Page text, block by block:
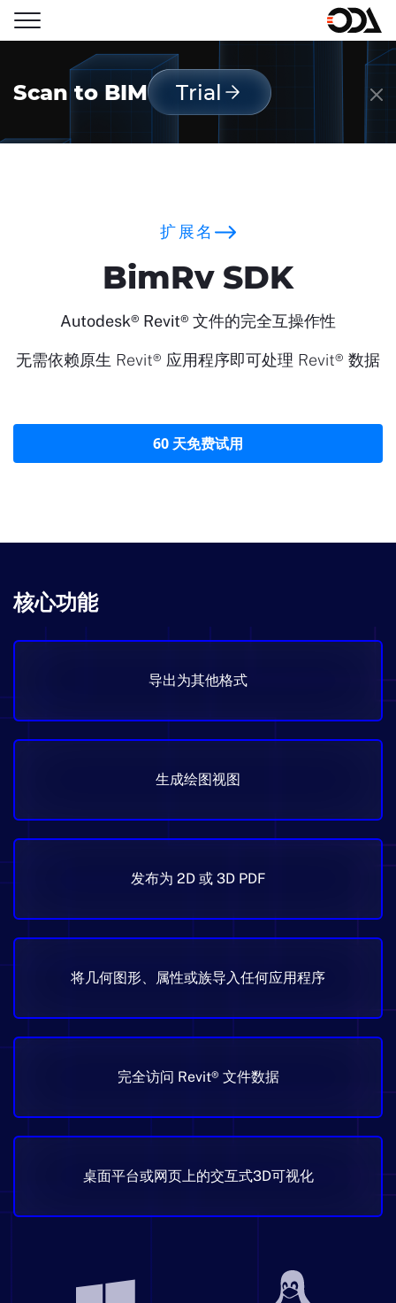
Scan to BIM Trial
扩展名
BimRv SDK
Autodesk® Revit® 文件的完全互操作性
无需依赖原生 Revit® 应用程序即可处理 Revit® 数据
60 天免费试用
核心功能
导出为其他格式
生成绘图视图
发布为 2D 或 3D PDF
将几何图形、属性或族导入任何应用程序
完全访问 Revit® 文件数据
桌面平台或网页上的交互式3D可视化